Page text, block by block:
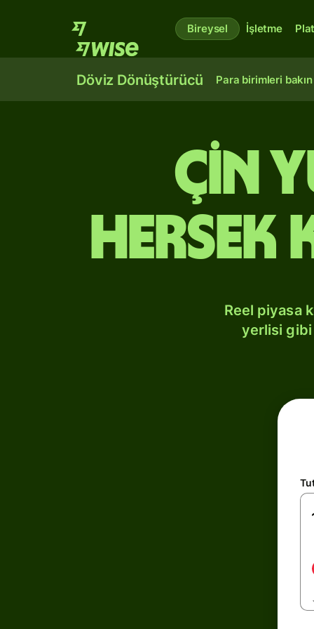
Bireysel İşletme
Döviz Dönüştürücü Para birimleri bakın
Çin
Reel piyasa
yerlisi gibi